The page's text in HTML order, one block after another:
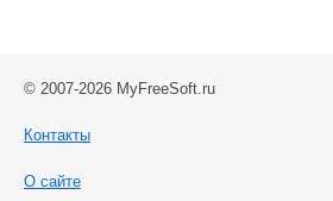
© 2007-2026 MyFreeSoft.ru
Контакты
О сайте